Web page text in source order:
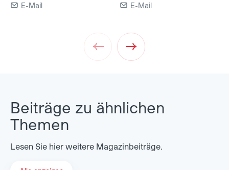
E-Mail
E-Mail
Next
Beiträge zu ähnlichen
Themen
Lesen Sie hier weitere Magazinbeiträge.